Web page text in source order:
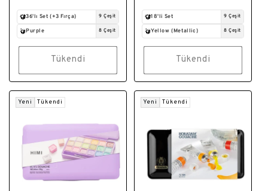
36'lı Set (+3 Fırça) 9 Çeşit
Purple 8 Çeşit
Tükendi
18'li Set 9 Çeşit
Yellow (Metallic) 8 Çeşit
Tükendi
Yeni Tükendi Yeni Tükendi